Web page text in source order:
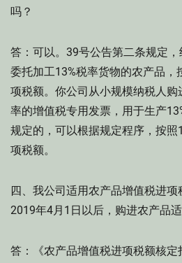
吗？
答：可以。39号公告第二条规定
委托加工13%税率货物的农产品，
项税额。你公司从小规模纳税人购
率的增值税专用发票，用于生产
规定的，可以根据规定程序，按
项税额。
四、我公司适用农产品增值税进
2019年4月1日以后，购进农产品
答：《农产品增值税进项税额核